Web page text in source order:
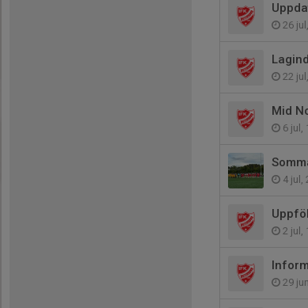
26
22
Mid
6 jul,
4 jul,
2 jul,
29